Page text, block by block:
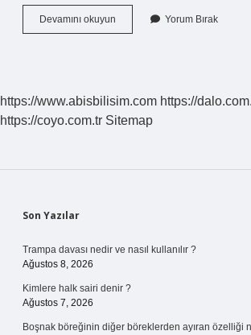
Devamını okuyun Hollandada
Nasıl
Yorum Bırak
https://www.abisbilisim.com https://
https://coyo.com.tr Sitemap
Sidebar
Son Yazılar
Trampa davası nedir ve nasıl kullanılır ?
Ağustos 8, 2026
Kimlere halk sairi denir ?
Ağustos 7, 2026
Boşnak böreğinin diğer böreklerden ayıran özelliği